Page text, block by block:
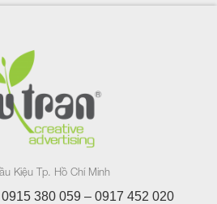
Kiệu Tp. Hồ Chí Minh
380 059 – 0917 452 020